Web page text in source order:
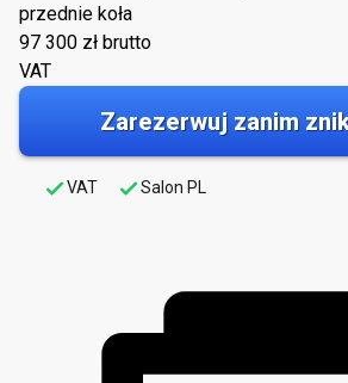
przednie koła
97 300 zł brutto
VAT
Zarezerwuj zanim
VAT Salon PL